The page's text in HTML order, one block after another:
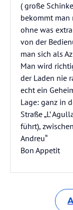
( große
bekommt man
ohne was
von der
man sich als
Man wird
der Laden nie
echt ein
Lage: ganz in
Straße „L’
führt),
Andreu“
Bon Appetit